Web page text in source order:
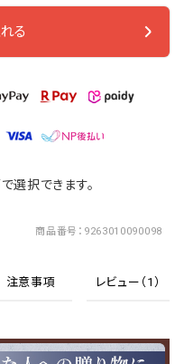
る
選択できます。
商品番号 9263010090098
注意事項 レビュー（1）